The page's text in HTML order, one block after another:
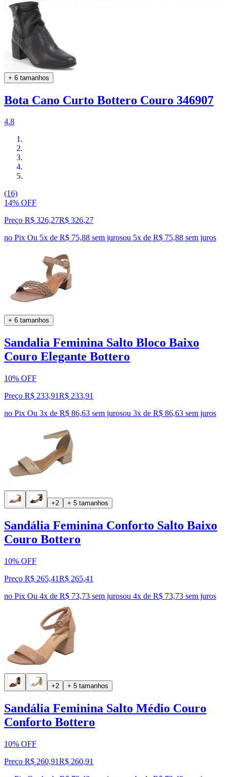
+ 6 tamanhos
Bota Cano Curto Bottero Couro 346907
4.8
(16)
14% OFF
Preço R$ 326,27R$ 326,27
no Pix Ou 5x de R$ 75,88 sem jurosou 5x de R$ 75,88 sem juros
+ 6 tamanhos
Sandalia Feminina Salto Bloco Baixo
Couro Elegante Bottero
10% OFF
Preço R$ 233,91R$ 233,91
no Pix Ou 3x de R$ 86,63 sem jurosou 3x de R$ 86,63 sem juros
+2 + 5 tamanhos
Sandália Feminina Conforto Salto Baixo
Couro Bottero
10% OFF
Preço R$ 265,41R$ 265,41
no Pix Ou 4x de R$ 73,73 sem jurosou 4x de R$ 73,73 sem juros
+2 + 5 tamanhos
Sandália Feminina Salto Médio Couro
Conforto Bottero
10% OFF
Preço R$ 260,91R$ 260,91